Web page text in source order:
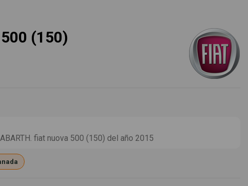
500 (150)
fiat nuova 500 (150) del año 2015